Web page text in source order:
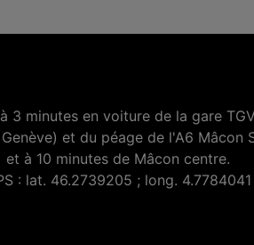
3 minutes en voiture de la gare
et du péage de l'A6 Mâcon
et à 10 minutes de Mâcon centre.
: lat. 46.2739205 ; long. 4.7784041